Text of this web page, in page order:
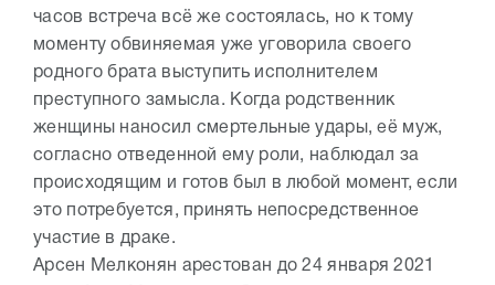
часов встреча всё же состоялась, но к тому
моменту обвиняемая уже уговорила своего
родного брата выступить исполнителем
преступного замысла. Когда родственник
женщины наносил смертельные удары, её муж,
согласно отведенной ему роли, наблюдал за
происходящим и готов был в любой момент, если
это потребуется, принять непосредственное
участие в драке.
Арсен Мелконян арестован до 24 января 2021